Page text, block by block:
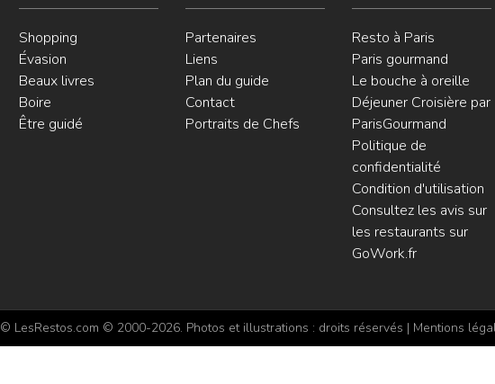
Shopping
Évasion
Beaux livres
Boire
Être guidé
Partenaires
Liens
Plan du guide
Contact
Portraits de Chefs
Resto à Paris
Paris gourmand
Le bouche à oreille
Déjeuner Croisière par
ParisGourmand
Politique de
confidentialité
Condition d'utilisation
Consultez les avis sur
les restaurants sur
GoWork.fr
© LesRestos.com © 2000-2026. Photos et illustrations : droits réservés | Mentions